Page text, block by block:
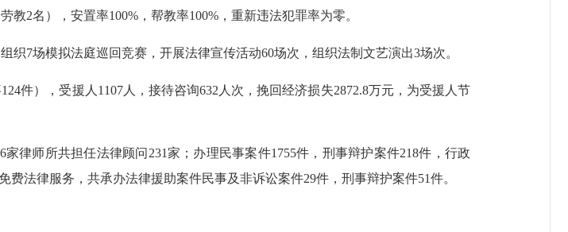
教2名），安置率100%，帮教率100%，重新违法犯罪率为零。
织7场模拟法庭巡回竞赛，开展法律宣传活动60场次，组织法制文艺演出3场次。
124件），受援人 1107人，接待咨询632 人次，挽回经济损失2872.8万元，为受援人节
6家律师所共担任法律顾问 231家；办理民事案件1755件，刑事辩护案件218件，行政
费法律服务，共承办法律援助案件民事及非诉讼案件29件，刑事辩护案件51件。